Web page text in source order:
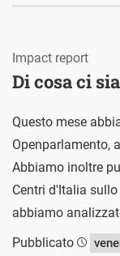
Di cosa ci
Impact report
Questo mese
Openparlamento,
Abbiamo inoltre
Centri d'Italia
abbiamo
Pubblicato